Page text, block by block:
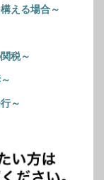
える場合～
税～
～